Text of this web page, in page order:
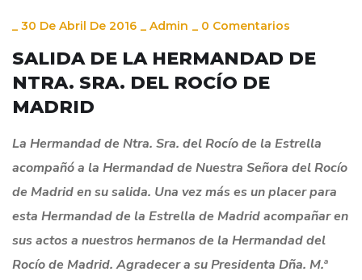
30 De Abril De 2016 Admin 0 Comentarios
SALIDA DE LA HERMANDAD DE
NTRA. SRA. DEL ROCÍO DE
MADRID
La Hermandad de Ntra. Sra. del Rocío de la Estrella
acompañó a la Hermandad de Nuestra Señora del Rocío
de Madrid en su salida. Una vez más es un placer para
esta Hermandad de la Estrella de Madrid acompañar en
sus actos a nuestros hermanos de la Hermandad del
Rocío de Madrid. Agradecer a su Presidenta Dña. M.ª